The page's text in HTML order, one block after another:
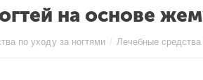
на основе
по уходу за ногтями / Лечебные средства